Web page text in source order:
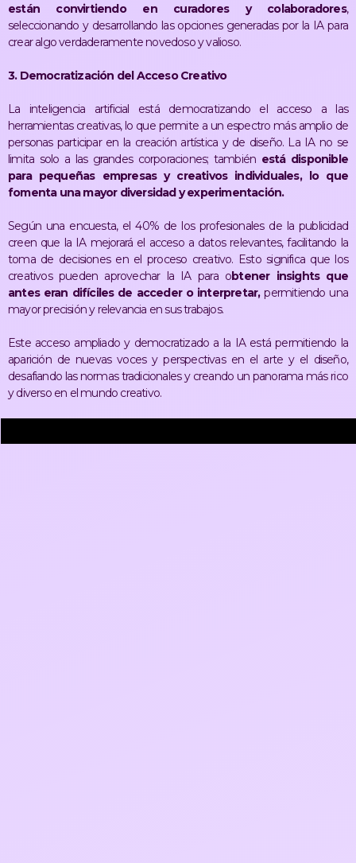
están convirtiendo en curadores y colaboradores,
seleccionando y desarrollando las opciones generadas por la IA para
crear algo verdaderamente novedoso y valioso.
3. Democratización del Acceso Creativo
La inteligencia artificial está democratizando el acceso a las
herramientas creativas, lo que permite a un espectro más amplio de
personas participar en la creación artística y de diseño. La IA no se
limita solo a las grandes corporaciones; también está disponible
para pequeñas empresas y creativos individuales, lo que
fomenta una mayor diversidad y experimentación.
Según una encuesta, el 40% de los profesionales de la publicidad
creen que la IA mejorará el acceso a datos relevantes, facilitando la
toma de decisiones en el proceso creativo​​. Esto significa que los
creativos pueden aprovechar la IA para obtener insights que
antes eran difíciles de acceder o interpretar,permitiendo una
mayor precisión y relevancia en sus trabajos.
Este acceso ampliado y democratizado a la IA está permitiendo la
aparición de nuevas voces y perspectivas en el arte y el diseño,
desafiando las normas tradicionales y creando un panorama más rico
y diverso en el mundo creativo.